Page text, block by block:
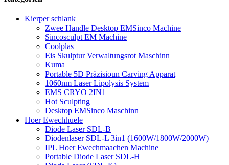
Kierper schlank
Zwee Handle Desktop EMSinco Machine
Sincosculpt EM Machine
Coolplas
Eis Skulptur Verwaltungsrot Maschinn
Kuma
Portable 5D Präzisioun Carving Apparat
1060nm Laser Lipolysis System
EMS CRYO 2IN1
Hot Sculpting
Desktop EMSinco Maschinn
Hoer Ewechhuele
Diode Laser SDL-B
Diodenlaser SDL-L 3in1 (1600W/1800W/2000W)
IPL Hoer Ewechmaachen Machine
Portable Diode Laser SDL-H